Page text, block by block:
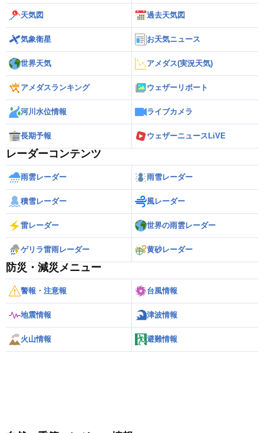
天気図 過去天気図
気象衛星 お天気ニュース
世界天気 アメダス(実況天気)
アメダスランキング ウェザーリポート
河川水位情報 ライブカメラ
長期予報 ウェザーニュースLiVE
レーダーコンテンツ
雨雲レーダー 雨雪レーダー
積雪レーダー 風レーダー
雷レーダー 世界の雨雲レーダー
ゲリラ雷雨レーダー 黄砂レーダー
防災・減災メニュー
警報・注意報 台風情報
地震情報 津波情報
火山情報 避難情報